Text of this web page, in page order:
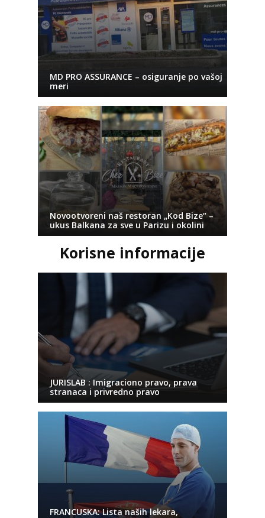
MD PRO ASSURANCE – osiguranje po vašoj
meri
Novootvoreni naš restoran „Kod Bize“ –
ukus Balkana za sve u Parizu i okolini
Korisne informacije
JURISLAB : Imigraciono pravo, prava
stranaca i privredno pravo
FRANCUSKA: Lista naših lekara,